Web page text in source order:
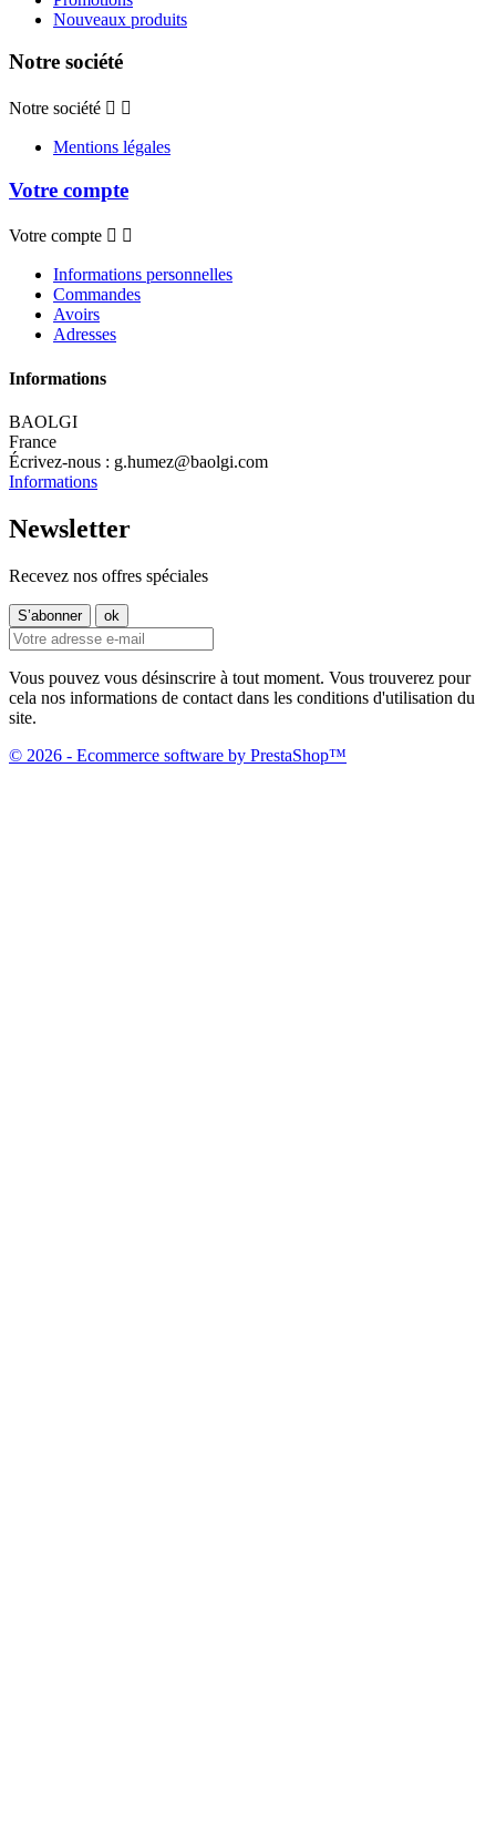
Nouveaux produits
Notre société
Notre société  
Mentions légales
Votre compte
Votre compte  
Informations personnelles
Commandes
Avoirs
Adresses
Informations
BAOLGI
France
Écrivez-nous : g.humez@baolgi.com
Informations
Newsletter
Recevez nos offres spéciales
Vous pouvez vous désinscrire à tout moment. Vous trouverez pour
cela nos informations de contact dans les conditions d'utilisation du
site.
© 2026 - Ecommerce software by PrestaShop™